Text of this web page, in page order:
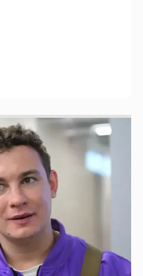
насчёт